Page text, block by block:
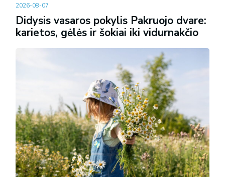
2026-08-07
Didysis vasaros pokylis Pakruojo dvare:
karietos, gėlės ir šokiai iki vidurnakčio